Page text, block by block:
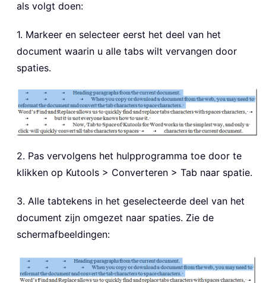
als volgt doen:
1. Markeer en selecteer eerst het deel van het
document waarin u alle tabs wilt vervangen door
spaties.
2. Pas vervolgens het hulpprogramma toe door te
klikken op Kutools > Converteren > Tab naar spatie.
3. Alle tabtekens in het geselecteerde deel van het
document zijn omgezet naar spaties. Zie de
schermafbeeldingen: